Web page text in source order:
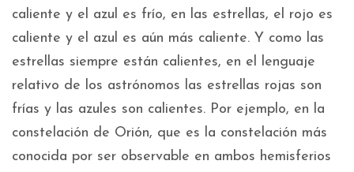
caliente y el azul es frío, en las estrellas, el rojo es
caliente y el azul es aún más caliente. Y como las
estrellas siempre están calientes, en el lenguaje
relativo de los astrónomos las estrellas rojas son
frías y las azules son calientes. Por ejemplo, en la
constelación de Orión, que es la constelación más
conocida por ser observable en ambos hemisferios